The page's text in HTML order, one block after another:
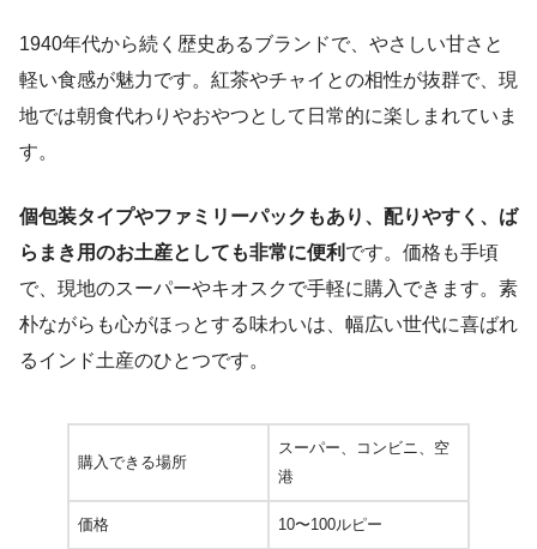
1940年代から続く歴史あるブランドで、やさしい甘さと
軽い食感が魅力です。紅茶やチャイとの相性が抜群で、現
地では朝食代わりやおやつとして日常的に楽しまれていま
す。
個包装タイプやファミリーパックもあり、配りやすく、ば
らまき用のお土産としても非常に便利 です。価格も手頃
で、現地のスーパーやキオスクで手軽に購入できます。素
朴ながらも心がほっとする味わいは、幅広い世代に喜ばれ
るインド土産のひとつです。
購入できる場所
スーパー、コンビニ、空
港
価格 10〜100ルピー